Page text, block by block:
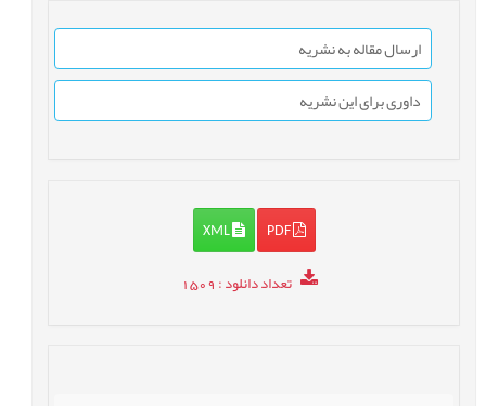
ارسال مقاله به نشریه
داوری برای این نشریه
PDF
XML
تعداد دانلود: 1509